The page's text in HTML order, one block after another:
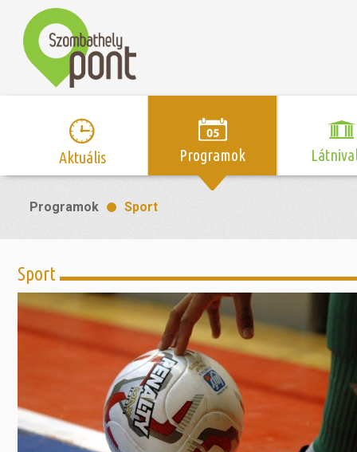
Aktuális Programok
Program naptár
Mozi
Színház/Tánc
Előadás/Kiállítás
Gyerekeknek
Sport
Szent
Zsidó
most
Hírek
Sport és
Egyéb
Röplabda
Programok Sport
Sport